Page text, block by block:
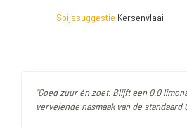
Spijssuggestie Kersenvlaai
"Goed zuur én zoet. Blijft een 0.0
vervelende nasmaak van de standaard